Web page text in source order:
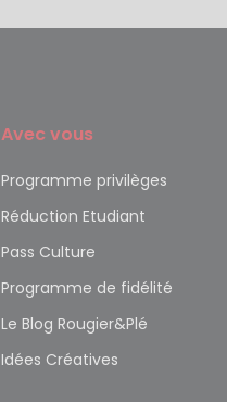
Avec vous
Programme privilèges
Réduction Etudiant
Pass Culture
Programme de fidélité
Le Blog Rougier&Plé
Idées Créatives